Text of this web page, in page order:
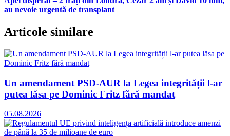
au nevoie urgentă de transplant
Articole similare
Un amendament PSD-AUR la Legea integrității l-ar
putea lăsa pe Dominic Fritz fără mandat
05.08.2026